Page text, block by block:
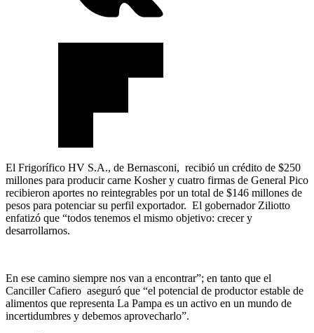
El Frigorífico HV S.A., de Bernasconi, recibió un crédito de $250
millones para producir carne Kosher y cuatro firmas de General Pico
recibieron aportes no reintegrables por un total de $146 millones de
pesos para potenciar su perfil exportador. El gobernador Ziliotto
enfatizó que “todos tenemos el mismo objetivo: crecer y
desarrollarnos.
En ese camino siempre nos van a encontrar”; en tanto que el
Canciller Cafiero aseguró que “el potencial de productor estable de
alimentos que representa La Pampa es un activo en un mundo de
incertidumbres y debemos aprovecharlo”.